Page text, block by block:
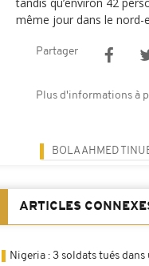
même jour dans le
Partager
Plus d'informations à
BOLA AHMED
ARTICLES
Nigeria : 3 soldats tués